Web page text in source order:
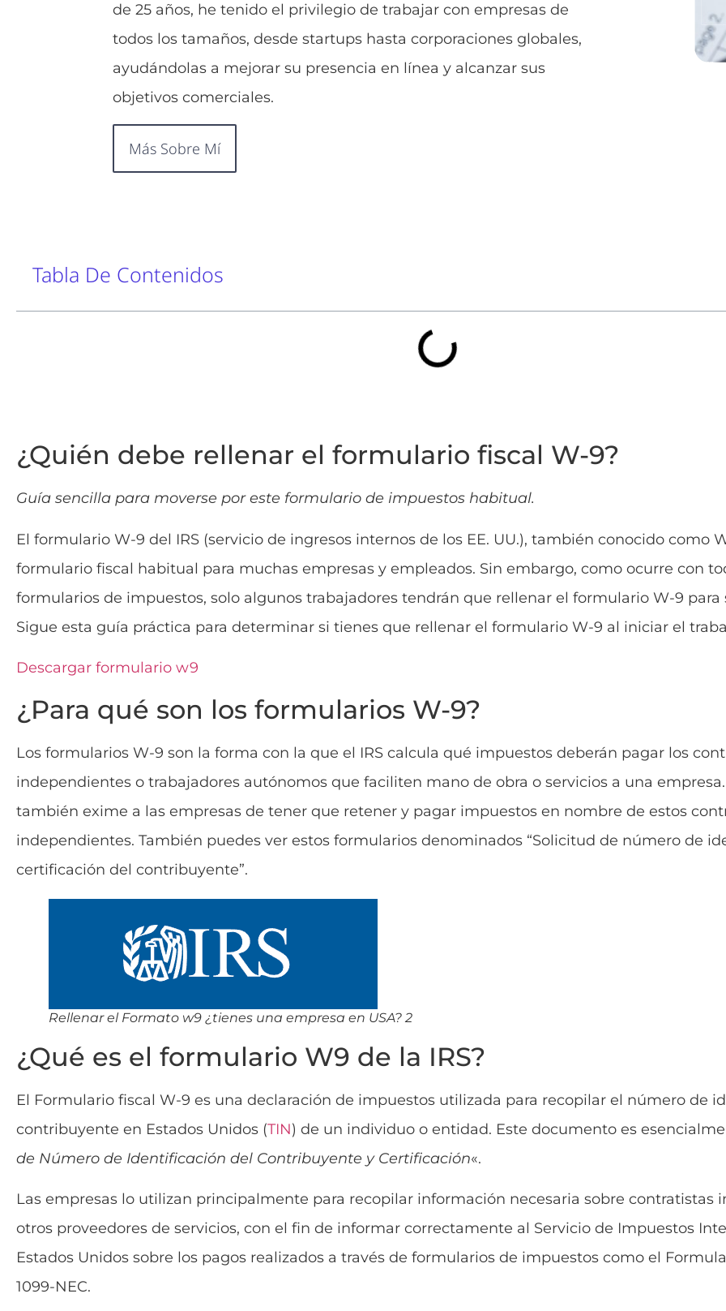
de 25 años, he tenido el privilegio de trabajar con empresas de
todos los tamaños, desde startups hasta corporaciones globales,
ayudándolas a mejorar su presencia en línea y alcanzar sus
objetivos comerciales.
Más Sobre Mí
Tabla De Contenidos
¿Quién debe rellenar el formulario fiscal W-9?
Guía sencilla para moverse por este formulario de impuestos habitual.
El formulario W-9 del IRS (servicio de ingresos internos de los EE. UU.), también conocido como
formulario fiscal habitual para muchas empresas y empleados. Sin embargo, como ocurre con
formularios de impuestos, solo algunos trabajadores tendrán que rellenar el formulario W-9 para
Sigue esta guía práctica para determinar si tienes que rellenar el formulario W-9 al iniciar el
Descargar formulario w9
¿Para qué son los formularios W-9?
Los formularios W-9 son la forma con la que el IRS calcula qué impuestos deberán pagar los
independientes o trabajadores autónomos que faciliten mano de obra o servicios a una
también exime a las empresas de tener que retener y pagar impuestos en nombre de estos
independientes. También puedes ver estos formularios denominados “Solicitud de número de
certificación del contribuyente”.
Rellenar el Formato w9 ¿tienes una empresa en USA? 2
¿Qué es el formulario W9 de la IRS?
El Formulario fiscal W-9 es una declaración de impuestos utilizada para recopilar el número de
contribuyente en Estados Unidos (TIN) de un individuo o entidad. Este documento es
de Número de Identificación del Contribuyente y Certificación«.
Las empresas lo utilizan principalmente para recopilar información necesaria sobre contratistas
otros proveedores de servicios, con el fin de informar correctamente al Servicio de Impuestos
Estados Unidos sobre los pagos realizados a través de formularios de impuestos como el
1099-NEC.